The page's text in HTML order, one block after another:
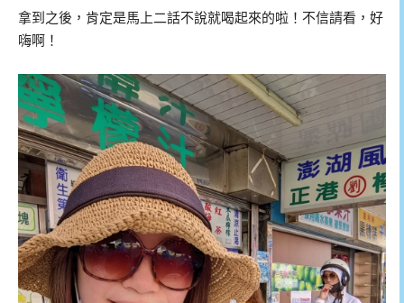
拿到之後，肯定是馬上二話不說就喝起來的啦！不信請看，好
嗨啊！